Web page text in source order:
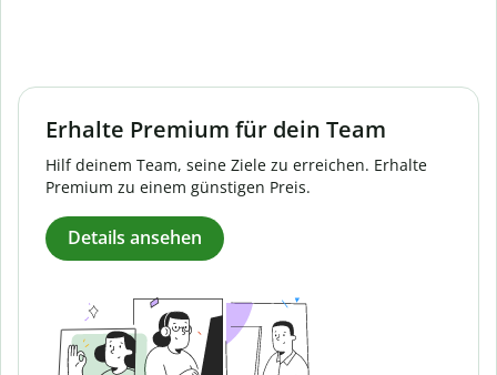
Erhalte Premium für dein Team
Hilf deinem Team, seine Ziele zu erreichen. Erhalte
Premium zu einem günstigen Preis.
Details ansehen